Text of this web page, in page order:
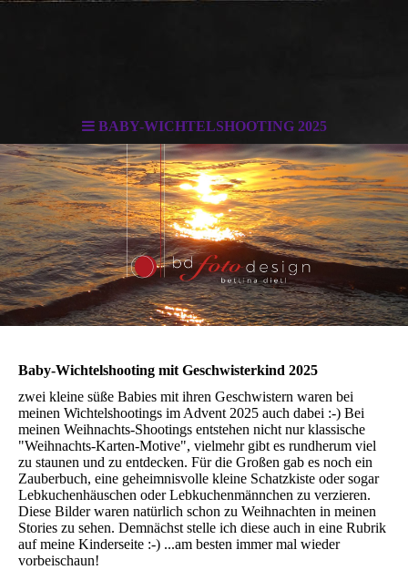
BABY-WICHTELSHOOTING 2025
. . .
Baby-Wichtelshooting mit Geschwisterkind 2025
zwei kleine süße Babies mit ihren Geschwistern waren bei
meinen Wichtelshootings im Advent 2025 auch dabei :-) Bei
meinen Weihnachts-Shootings entstehen nicht nur klassische
"Weihnachts-Karten-Motive", vielmehr gibt es rundherum viel
zu staunen und zu entdecken. Für die Großen gab es noch ein
Zauberbuch, eine geheimnisvolle kleine Schatzkiste oder sogar
Lebkuchenhäuschen oder Lebkuchenmännchen zu verzieren.
Diese Bilder waren natürlich schon zu Weihnachten in meinen
Stories zu sehen. Demnächst stelle ich diese auch in eine Rubrik
auf meine Kinderseite :-) ...am besten immer mal wieder
vorbeischaun!